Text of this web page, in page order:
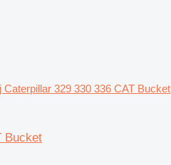
Caterpillar 329 330 336 CAT Bucket
Bucket